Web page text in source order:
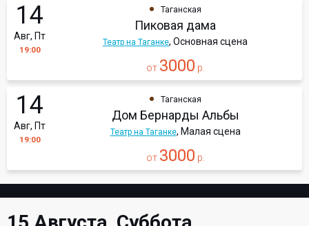
14
Авг, Пт
19:00
Таганская
Пиковая дама
Театр на Таганке, Основная сцена
от 3000 р.
14
Авг, Пт
19:00
Таганская
Дом Бернарды Альбы
Театр на Таганке, Малая сцена
от 3000 р.